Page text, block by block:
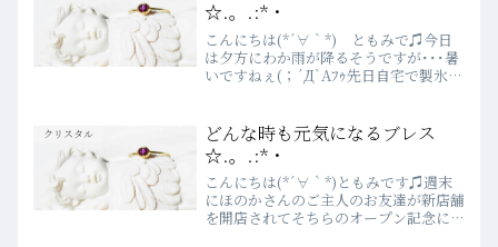
☆.。.:*・
こんにちは(*´∀｀*) ともみで♫今日
は夕方にわか雨が降るそうですが･･･暑
いですねぇ(；´Д`Aﾌｩ先日自宅で製氷皿
お客様にお出ししたところ大～～好評♫
柑橘系のリ...
クリスタル
どんな時も元気になるブレス
☆.。.:*・
こんにちは(*´∀｀*)ともみです♫週末
にほのかさんのご主人のお友達が新店舗
を開店されてそちらのオープン記念に淡